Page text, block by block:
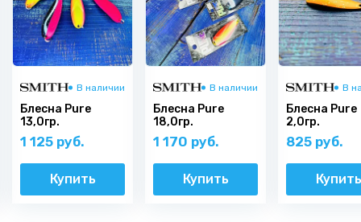
В наличии
Блесна Pure
13,0гр.
1 125 руб.
Купить
В наличии
Блесна Pure
18,0гр.
1 170 руб.
Купить
В
Блесна Pure
2,0гр.
825 руб.
Купить